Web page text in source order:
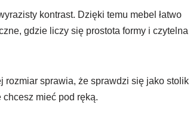
kontrast. Dzięki temu mebel łatwo
gdzie liczy się prostota formy i czytelna
sprawia, że sprawdzi się jako stolik
mieć pod ręką.